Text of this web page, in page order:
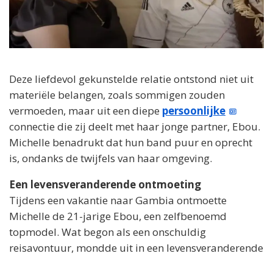
Deze liefdevol gekunstelde relatie ontstond niet uit
materiële belangen, zoals sommigen zouden
vermoeden, maar uit een diepe persoonlijke
connectie die zij deelt met haar jonge partner, Ebou.
Michelle benadrukt dat hun band puur en oprecht
is, ondanks de twijfels van haar omgeving.
Een levensveranderende ontmoeting
Tijdens een vakantie naar Gambia ontmoette
Michelle de 21-jarige Ebou, een zelfbenoemd
topmodel. Wat begon als een onschuldig
reisavontuur, mondde uit in een levensveranderende